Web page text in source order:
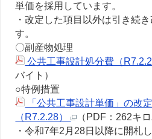
単価を採用しています。
・改定した項目以外は引き続
す。
〇副産物処理
公共工事設計処分費（
バイト）
○特例措置
「公共工事設計単価」の改
（R7.2.28）
（PDF：262キ
・令和7年2月28日以降に開札